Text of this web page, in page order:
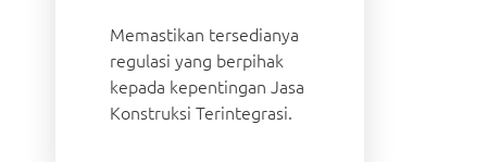
Memastikan tersedianya
regulasi yang berpihak
kepada kepentingan Jasa
Konstruksi Terintegrasi.